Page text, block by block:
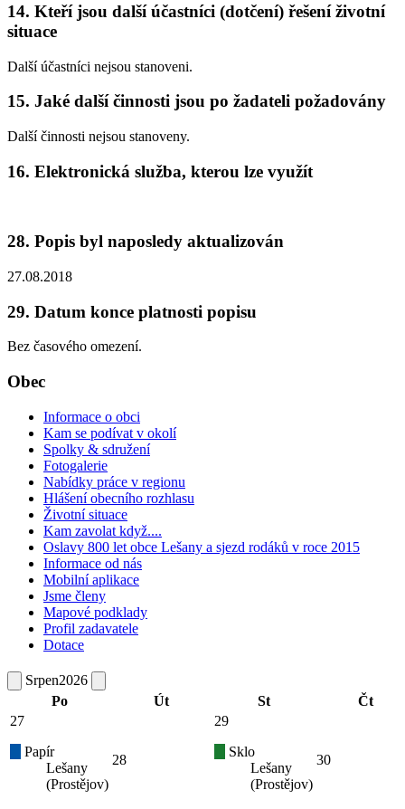
14. Kteří jsou další účastníci (dotčení) řešení životní
situace
Další účastníci nejsou stanoveni.
15. Jaké další činnosti jsou po žadateli požadovány
Další činnosti nejsou stanoveny.
16. Elektronická služba, kterou lze využít
28. Popis byl naposledy aktualizován
27.08.2018
29. Datum konce platnosti popisu
Bez časového omezení.
Obec
Informace o obci
Kam se podívat v okolí
Spolky & sdružení
Fotogalerie
Nabídky práce v regionu
Hlášení obecního rozhlasu
Životní situace
Kam zavolat když....
Oslavy 800 let obce Lešany a sjezd rodáků v roce 2015
Informace od nás
Mobilní aplikace
Jsme členy
Mapové podklady
Profil zadavatele
Dotace
Srpen2026
Po
Út St
Čt
27
Papír
Lešany
(Prostějov)
28
29
Sklo
Lešany
(Prostějov)
30